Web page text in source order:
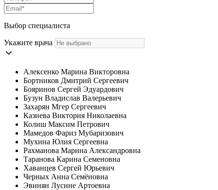
Выбор специалиста
Укажите врача
Алексенко Марина Викторовна
Бортников Дмитрий Сергеевич
Бояринов Сергей Эдуардович
Бузун Владислав Валерьевич
Захарян Мгер Сергеевич
Казиева Виктория Николаевна
Колиш Максим Петрович
Мамедов Фариз Мубаризович
Мухина Юлия Сергеевна
Рахманова Марина Александровна
Таранова Карина Семеновна
Хаванцев Сергей Юрьевич
Черных Анна Семёновна
Эвинян Лусине Артоевна